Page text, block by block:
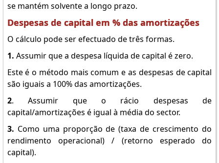
se mantém solvente a longo prazo.
Despesas de capital em % das amortizações
O cálculo pode ser efectuado de três formas.
1. Assumir que a despesa líquida de capital é zero.
Este é o método mais comum e as despesas de capital
são iguais a 100% das amortizações.
2. Assumir que o rácio despesas de
capital/amortizações é igual à média do sector.
3. Como uma proporção de (taxa de crescimento do
rendimento operacional) / (retorno esperado do
capital).